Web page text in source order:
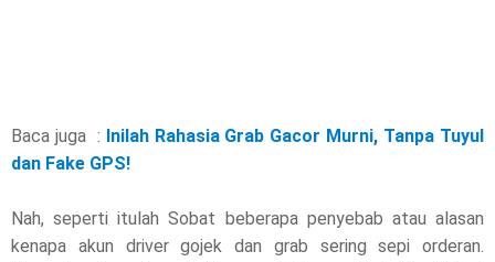
Baca juga : Inilah Rahasia Grab Gacor Murni, Tanpa Tuyul
dan Fake GPS!
Nah, seperti itulah Sobat beberapa penyebab atau alasan
kenapa akun driver gojek dan grab sering sepi orderan.